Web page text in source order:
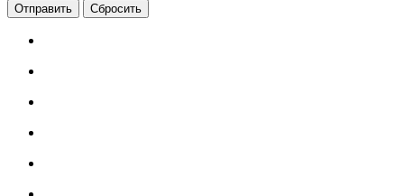
Сбросить